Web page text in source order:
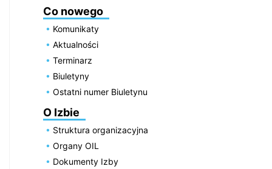
Co nowego
Komunikaty
Aktualności
Terminarz
Biuletyny
Ostatni numer Biuletynu
O Izbie
Struktura organizacyjna
Organy OIL
Dokumenty Izby